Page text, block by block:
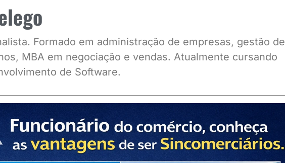
Formado em administração de empresas, gestão de
MBA em negociação e vendas. Atualmente cursando
de Software.